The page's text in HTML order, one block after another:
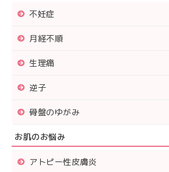
不妊症
月経不順
生理痛
逆子
骨盤のゆがみ
お肌のお悩み
アトピー性皮膚炎